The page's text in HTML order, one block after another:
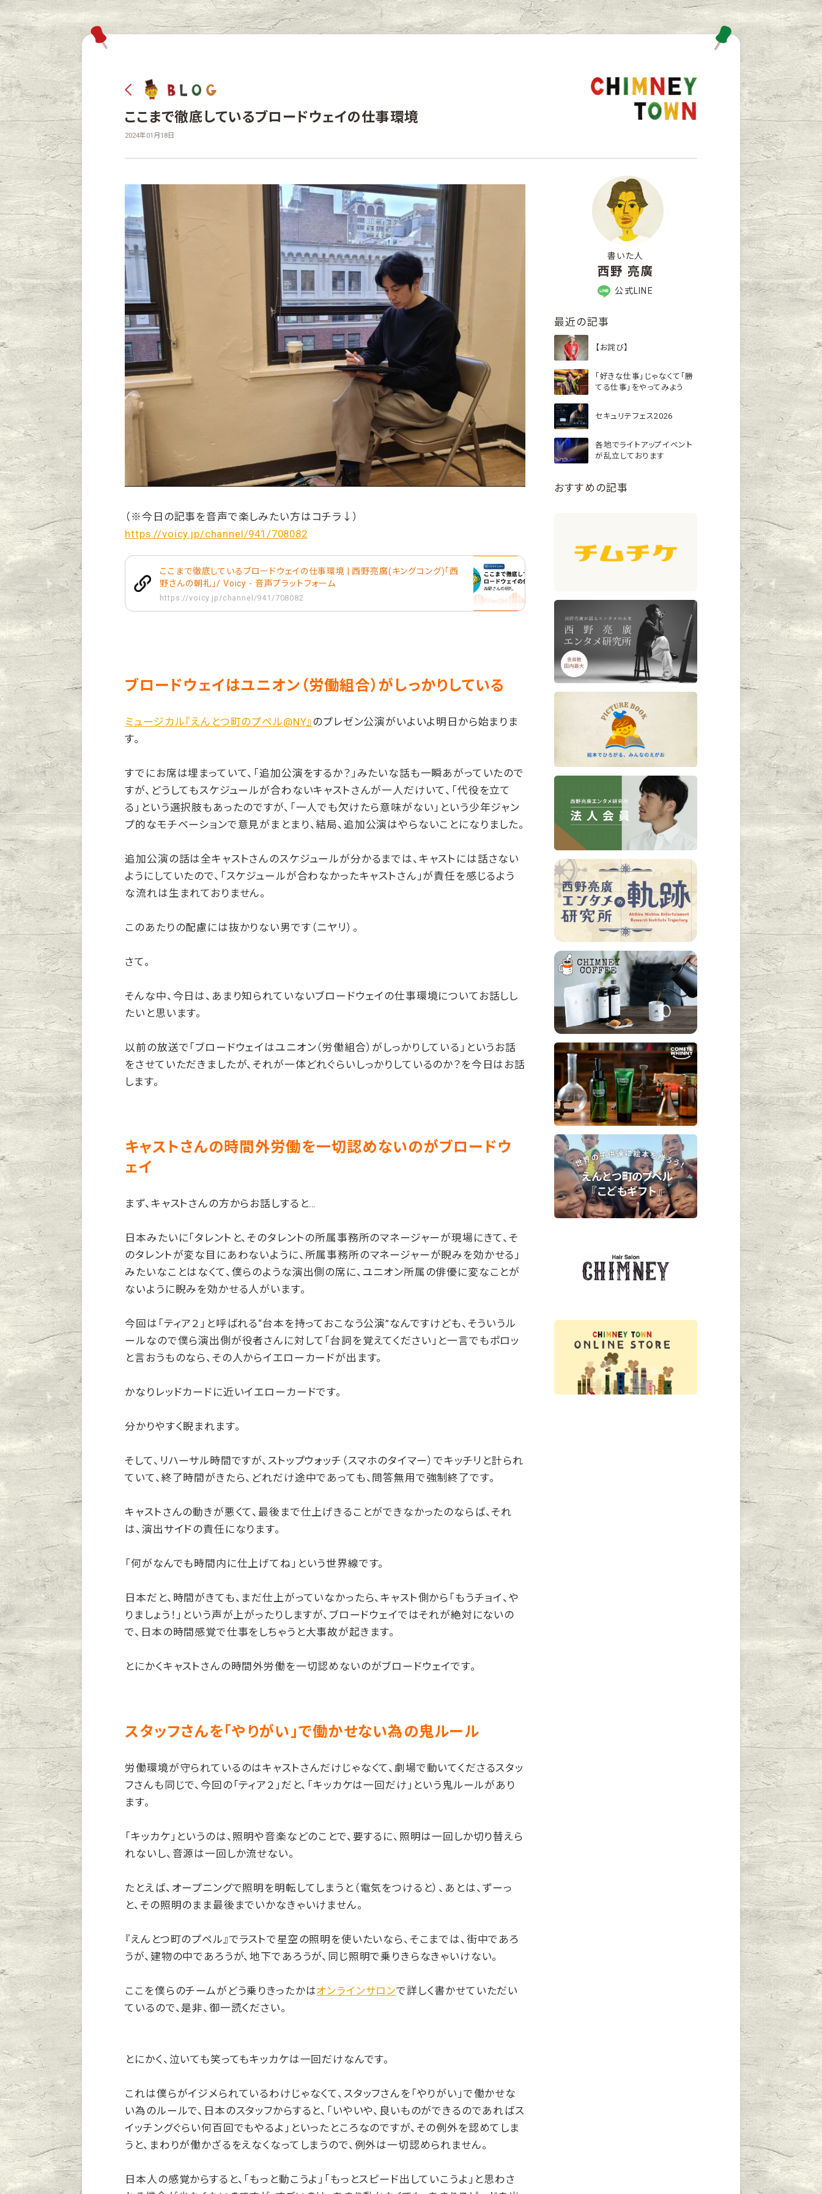
ここまで徹底しているブロードウェイの仕事環境
2024年01月18日
（※今日の記事を音声で楽しみたい方はコチラ↓）
https://voicy.jp/channel/941/708082
ここまで徹底しているブロードウェイの仕事環境 | 西野亮廣(キングコング)「西
野さんの朝礼」/ Voicy - 音声プラットフォーム
https://voicy.jp/channel/941/708082
ブロードウェイはユニオン（労働組合）がしっかりしている
ミュージカル『えんとつ町のプペル@NY』 のプレゼン公演がいよいよ明日から始まりま
す。
すでにお席は埋まっていて、「追加公演をするか？」みたいな話も一瞬あがっていたので
すが、どうしてもスケジュールが合わないキャストさんが一人だけいて、「代役を立て
る」という選択肢もあったのですが、「一人でも欠けたら意味がない」という少年ジャン
プ的なモチベーションで意見がまとまり、結局、追加公演はやらないことになりました。
追加公演の話は全キャストさんのスケジュールが分かるまでは、キャストには話さない
ようにしていたので、「スケジュールが合わなかったキャストさん」が責任を感じるよう
な流れは生まれておりません。
このあたりの配慮には抜かりない男です（ニヤリ）。
さて。
そんな中、今日は、あまり知られていないブロードウェイの仕事環境についてお話しし
たいと思います。
以前の放送で「ブロードウェイはユニオン（労働組合）がしっかりしている」というお話
をさせていただきましたが、それが一体どれぐらいしっかりしているのか？を今日はお話
します。
キャストさんの時間外労働を一切認めないのがブロードウ
ェイ
まず、キャストさんの方からお話しすると…
日本みたいに「タレントと、そのタレントの所属事務所のマネージャーが現場にきて、そ
のタレントが変な目にあわないように、所属事務所のマネージャーが睨みを効かせる」
みたいなことはなくて、僕らのような演出側の席に、ユニオン所属の俳優に変なことが
ないように睨みを効かせる人がいます。
今回は「ティア２」と呼ばれる“台本を持っておこなう公演”なんですけども、そういうル
ールなので僕ら演出側が役者さんに対して「台詞を覚えてください」と一言でもポロッ
と言おうものなら、その人からイエローカードが出ます。
かなりレッドカードに近いイエローカードです。
分かりやすく睨まれます。
そして、リハーサル時間ですが、ストップウォッチ（スマホのタイマー）でキッチリと計られ
ていて、終了時間がきたら、どれだけ途中であっても、問答無用で強制終了です。
キャストさんの動きが悪くて、最後まで仕上げきることができなかったのならば、それ
は、演出サイドの責任になります。
「何がなんでも時間内に仕上げてね」という世界線です。
日本だと、時間がきても、まだ仕上がっていなかったら、キャスト側から「もうチョイ、や
りましょう！」という声が上がったりしますが、ブロードウェイではそれが絶対にないの
で、日本の時間感覚で仕事をしちゃうと大事故が起きます。
とにかくキャストさんの時間外労働を一切認めないのがブロードウェイです。
スタッフさんを「やりがい」で働かせない為の鬼ルール
労働環境が守られているのはキャストさんだけじゃなくて、劇場で動いてくださるスタッ
フさんも同じで、今回の「ティア２」だと、「キッカケは一回だけ」という鬼ルールがあり
ます。
「キッカケ」というのは、照明や音楽などのことで、要するに、照明は一回しか切り替えら
れないし、音源は一回しか流せない。
たとえば、オープニングで照明を明転してしまうと（電気をつけると）、あとは、ずーっ
と、その照明のまま最後までいかなきゃいけません。
『えんとつ町のプペル』でラストで星空の照明を使いたいなら、そこまでは、街中であろ
うが、建物の中であろうが、地下であろうが、同じ照明で乗りきらなきゃいけない。
ここを僕らのチームがどう乗りきったかはオンラインサロンで詳しく書かせていただい
ているので、是非、御一読ください。
とにかく、泣いても笑ってもキッカケは一回だけなんです。
これは僕らがイジメられているわけじゃなくて、スタッフさんを「やりがい」で働かせな
い為のルールで、日本のスタッフからすると、「いやいや、良いものができるのであればス
イッチングぐらい何百回でもやるよ」といったところなのですが、その例外を認めてしま
うと、まわりが働かざるをえなくなってしまうので、例外は一切認められません。
日本人の感覚からすると、「もっと動こうよ」「もっとスピード出していこうよ」と思わさ
書いた人
西野 亮廣
公式LINE
最近の記事
【お詫び】
「好きな仕事」じゃなくて「勝
てる仕事」をやってみよう
セキュリテフェス2026
各地でライトアップイベント
が乱立しております
おすすめの記事